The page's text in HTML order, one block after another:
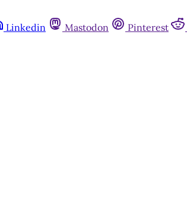
Linkedin Mastodon Pinterest